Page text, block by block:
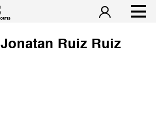
Jonatan Ruiz Ruiz